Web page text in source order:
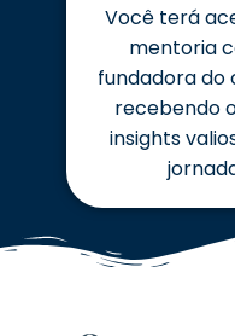
Você terá
mentoria
fundadora do
recebendo
insights